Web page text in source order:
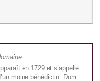
:
en 1729 et s’appelle
moine bénédictin. Dom